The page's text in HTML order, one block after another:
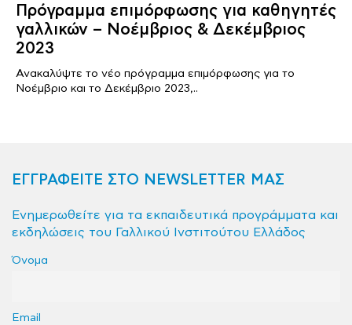
Πρόγραμμα επιμόρφωσης για καθηγητές
γαλλικών – Νοέμβριος & Δεκέμβριος
2023
Ανακαλύψτε το νέο πρόγραμμα επιμόρφωσης για το
Νοέμβριο και το Δεκέμβριο 2023,..
ΕΓΓΡΑΦΕΙΤΕ ΣΤΟ NEWSLETTER ΜΑΣ
Ενημερωθείτε για τα εκπαιδευτικά προγράμματα και
εκδηλώσεις του Γαλλικού Ινστιτούτου Ελλάδος
Όνομα
Email